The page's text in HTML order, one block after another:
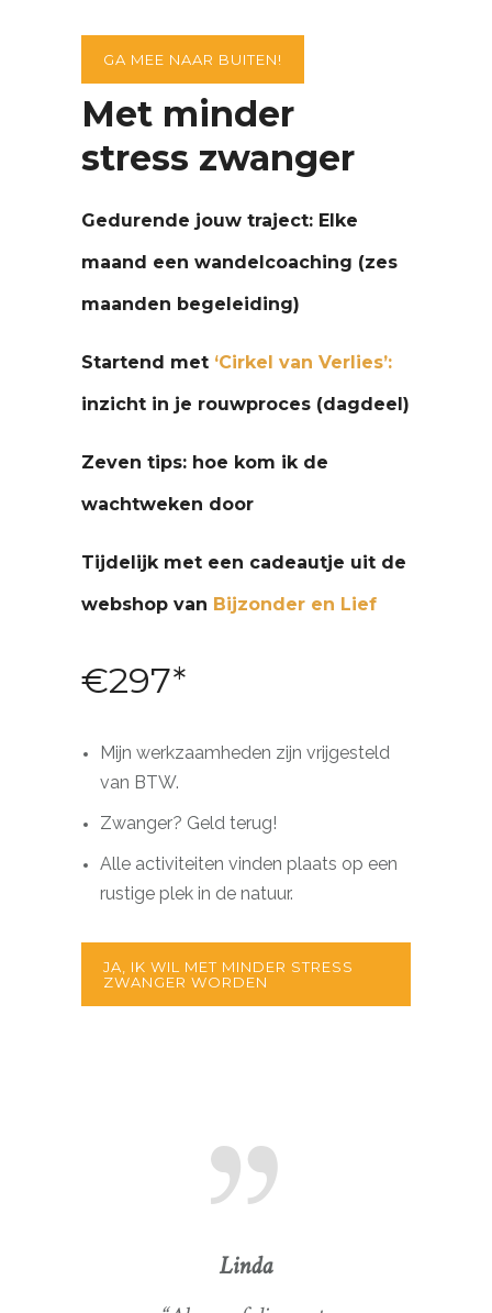
GA MEE NAAR BUITEN!
Met minder
stress zwanger
Gedurende jouw traject: Elke
maand een wandelcoaching (zes
maanden begeleiding)
Startend met ‘Cirkel van Verlies’:
inzicht in je rouwproces (dagdeel)
Zeven tips: hoe kom ik de
wachtweken door
Tijdelijk met een cadeautje uit de
webshop van Bijzonder en Lief
€297*
Mijn werkzaamheden zijn vrijgesteld
van BTW.
Zwanger? Geld terug!
Alle activiteiten vinden plaats op een
rustige plek in de natuur.
JA, IK WIL MET MINDER STRESS
ZWANGER WORDEN
Eline